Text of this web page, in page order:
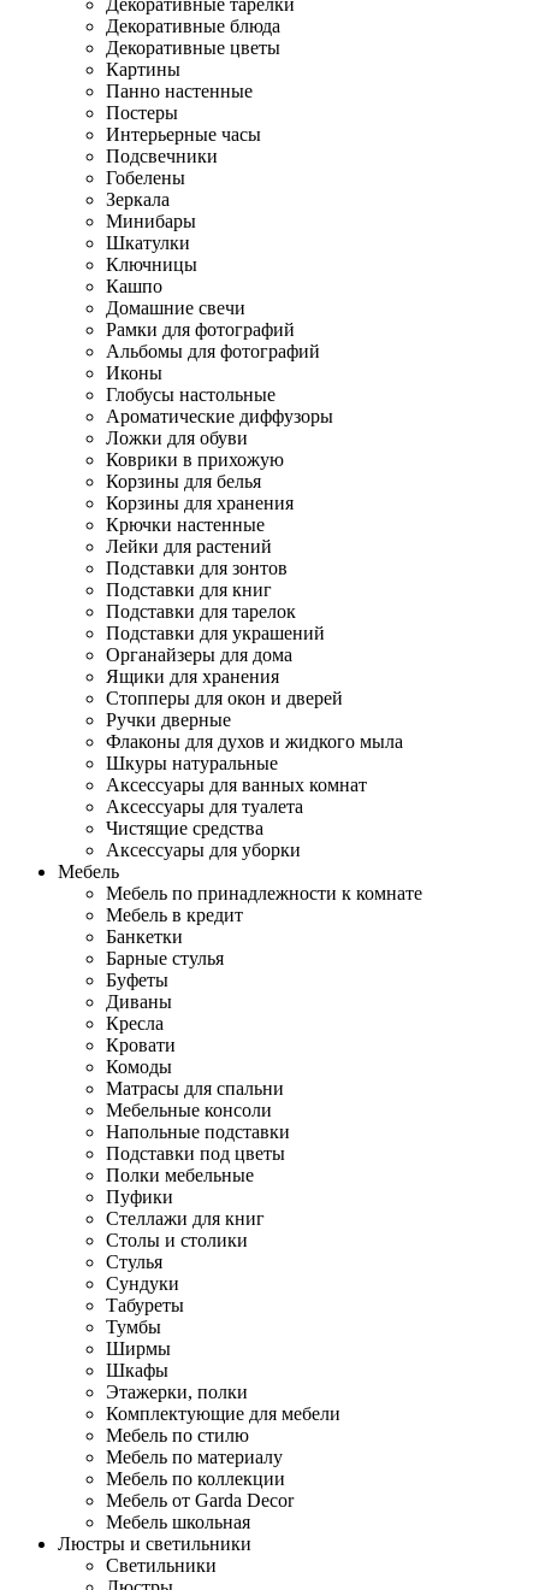
Декоративные тарелки
Декоративные блюда
Декоративные цветы
Картины
Панно настенные
Постеры
Интерьерные часы
Подсвечники
Гобелены
Зеркала
Минибары
Шкатулки
Ключницы
Кашпо
Домашние свечи
Рамки для фотографий
Альбомы для фотографий
Иконы
Глобусы настольные
Ароматические диффузоры
Ложки для обуви
Коврики в прихожую
Корзины для белья
Корзины для хранения
Крючки настенные
Лейки для растений
Подставки для зонтов
Подставки для книг
Подставки для тарелок
Подставки для украшений
Органайзеры для дома
Ящики для хранения
Стопперы для окон и дверей
Ручки дверные
Флаконы для духов и жидкого мыла
Шкуры натуральные
Аксессуары для ванных комнат
Аксессуары для туалета
Чистящие средства
Аксессуары для уборки
Мебель
Мебель по принадлежности к комнате
Мебель в кредит
Банкетки
Барные стулья
Буфеты
Диваны
Кресла
Кровати
Комоды
Матрасы для спальни
Мебельные консоли
Напольные подставки
Подставки под цветы
Полки мебельные
Пуфики
Стеллажи для книг
Столы и столики
Стулья
Сундуки
Табуреты
Тумбы
Ширмы
Шкафы
Этажерки, полки
Комплектующие для мебели
Мебель по стилю
Мебель по материалу
Мебель по коллекции
Мебель от Garda Decor
Мебель школьная
Люстры и светильники
Светильники